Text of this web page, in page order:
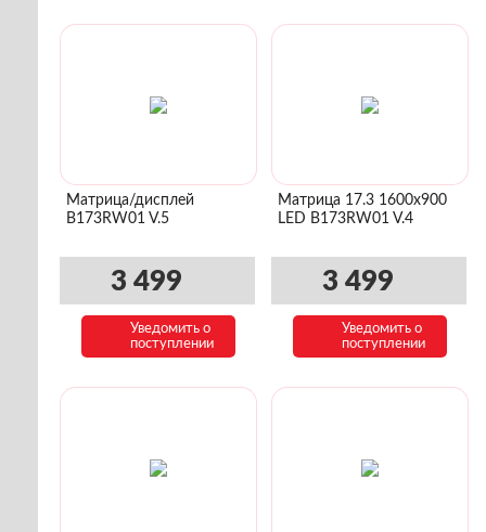
Матрица/дисплей
B173RW01 V.5
3 499
Уведомить о
поступлении
Матрица 17.3 1600x900
LED B173RW01 V.4
3 499
Уведомить о
поступлении